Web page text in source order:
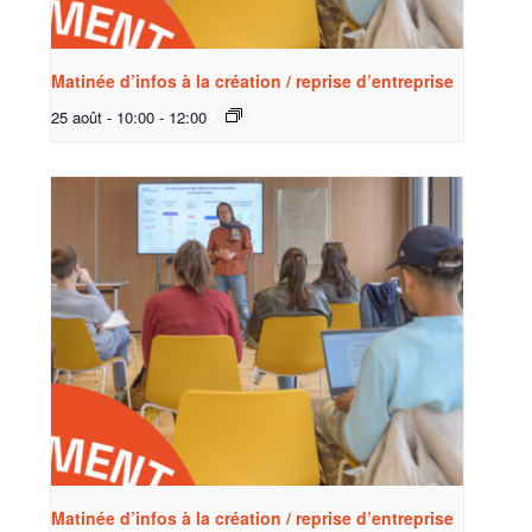
Matinée d’infos à la création / reprise d’entreprise
25 août - 10:00 - 12:00
Matinée d’infos à la création / reprise d’entreprise